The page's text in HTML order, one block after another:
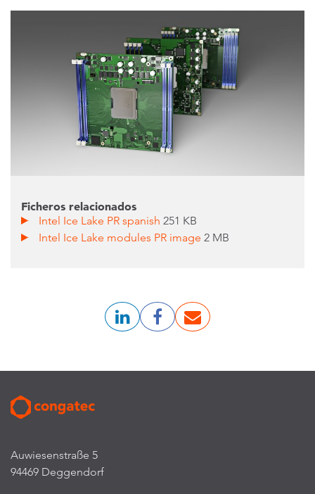
Ficheros relacionados
Intel Ice Lake PR spanish251 KB
Intel Ice Lake modules PR image2 MB
Auwiesenstraße 5
94469 Deggendorf